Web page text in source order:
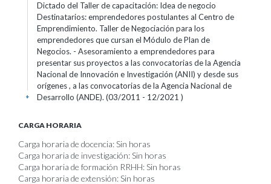
Dictado del Taller de capacitación: Idea de negocio
Destinatarios: emprendedores postulantes al Centro de
Emprendimiento. Taller de Negociación para los
emprendedores que cursan el Módulo de Plan de
Negocios. - Asesoramiento a emprendedores para
presentar sus proyectos a las convocatorias de la Agencia
Nacional de Innovación e Investigación (ANII) y desde sus
orígenes , a las convocatorias de la Agencia Nacional de
Desarrollo (ANDE). (03/2011 - 12/2021 )
+
CARGA HORARIA
Carga horaria de docencia: Sin horas
Carga horaria de investigación: Sin horas
Carga horaria de formación RRHH: Sin horas
Carga horaria de extensión: Sin horas